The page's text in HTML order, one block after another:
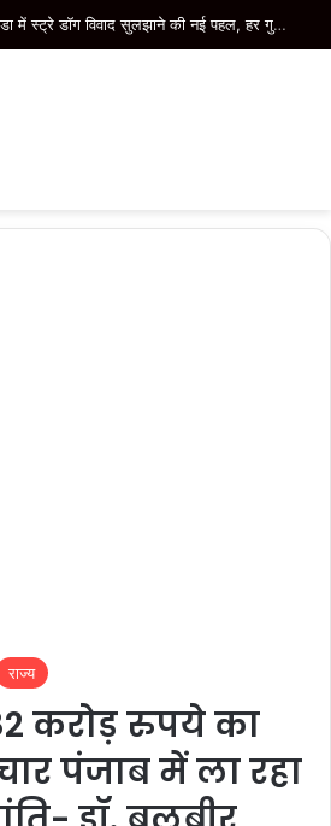
Insurance Claim: ज्यादा सवारी होने के आधार पर बीमा कंपनी नहीं कर सकती क्लेम खारिज, उपभोक्ता आयोग ने सुनाया फैसला
राज्य
करोड़ रुपये का
पंजाब में ला रहा